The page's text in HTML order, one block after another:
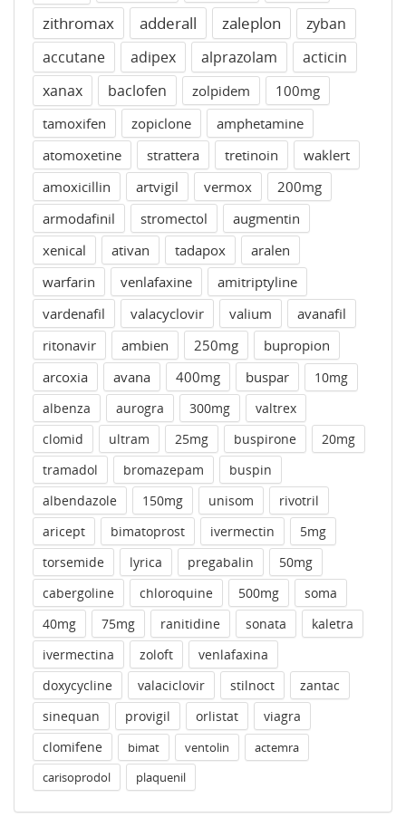
zithromax
adderall zaleplon
zyban
accutane
adipex alprazolam
acticin
xanax
baclofen zolpidem
100mg
tamoxifen
zopiclone
amphetamine
atomoxetine
strattera tretinoin
waklert
amoxicillin
artvigil vermox
200mg
armodafinil
stromectol
augmentin
xenical
ativan tadapox
aralen
warfarin
venlafaxine
amitriptyline
vardenafil
valacyclovir valium
avanafil
ritonavir
ambien 250mg
bupropion
arcoxia
avana 400mg buspar
10mg
albenza
aurogra 300mg
valtrex
clomid
ultram 25mg buspirone
20mg
tramadol
bromazepam
buspin
albendazole
150mg unisom
rivotril
aricept
bimatoprost ivermectin
5mg
torsemide
lyrica pregabalin
50mg
cabergoline
chloroquine 500mg
soma
40mg
75mg ranitidine sonata
kaletra
ivermectina
zoloft
venlafaxina
doxycycline
valaciclovir stilnoct
zantac
sinequan
provigil orlistat
viagra
clomifene
bimat ventolin
actemra
carisoprodol
plaquenil